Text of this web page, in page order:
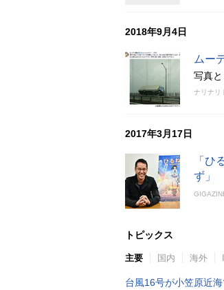
2018年9月4日
ムー
写真
ナリナリ
2017年3月17日
「ひ
ず」
トピックス
主要 国内 海外
台風16号が小笠原近